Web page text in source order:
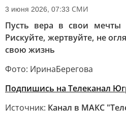
3 июня 2026, 07:33 СМИ
Пусть вера в свои мечты
Рискуйте, жертвуйте, не
свою жизнь
Фото: ИринаБерегова
Подпишись на Телеканал
Источник: Канал в МАКС